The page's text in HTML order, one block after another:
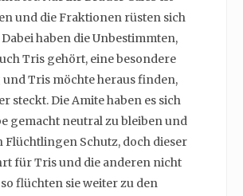
und die Fraktionen rüsten sich
haben die Unbestimmten,
Tris gehört, eine besondere
Tris möchte heraus finden,
steckt. Die Amite haben es sich
gemacht neutral zu bleiben und
Flüchtlingen Schutz, doch dieser
für Tris und die anderen nicht
flüchten sie weiter zu den